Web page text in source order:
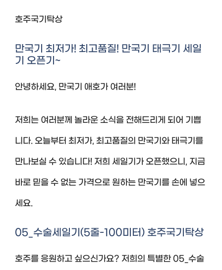
호주국기탁상
만국기 최저가! 최고품질! 만국기 태극기 세일
기 오픈기~
안녕하세요, 만국기 애호가 여러분!
저희는 여러분께 놀라운 소식을 전해드리게 되어 기쁩
니다. 오늘부터 최저가, 최고품질의 만국기와 태극기를
만나보실 수 있습니다! 저희 세일기가 오픈했으니, 지금
바로 믿을 수 없는 가격으로 원하는 만국기를 손에 넣으
세요.
05_수술세일기(5줄-100미터) 호주국기탁상
호주를 응원하고 싶으신가요? 저희의 특별한 05_수술